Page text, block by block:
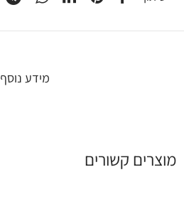
מידע נוסף
מוצרים קשורים